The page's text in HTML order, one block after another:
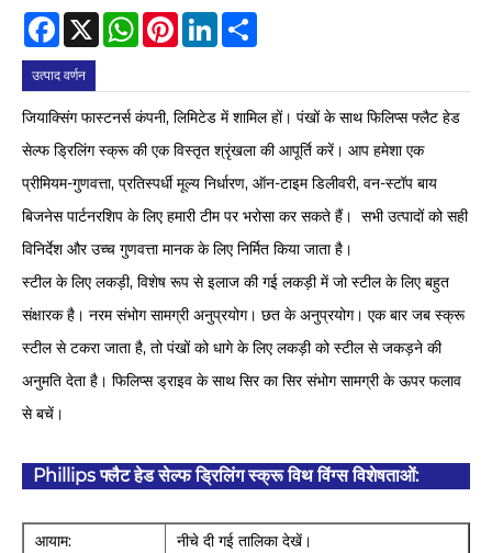
Facebook
X WhatsAppPinterestLinkedIn
उत्पाद वर्णन
जियाक्सिंग फास्टनर्स कंपनी, लिमिटेड में शामिल हों। पंखों के साथ फिलिप्स फ्लैट हेड
सेल्फ ड्रिलिंग स्क्रू की एक विस्तृत श्रृंखला की आपूर्ति करें। आप हमेशा एक
प्रीमियम-गुणवत्ता, प्रतिस्पर्धी मूल्य निर्धारण, ऑन-टाइम डिलीवरी, वन-स्टॉप बाय
बिजनेस पार्टनरशिप के लिए हमारी टीम पर भरोसा कर सकते हैं। सभी उत्पादों को सही
विनिर्देश और उच्च गुणवत्ता मानक के लिए निर्मित किया जाता है।
स्टील के लिए लकड़ी, विशेष रूप से इलाज की गई लकड़ी में जो स्टील के लिए बहुत
संक्षारक है। नरम संभोग सामग्री अनुप्रयोग। छत के अनुप्रयोग। एक बार जब स्क्रू
स्टील से टकरा जाता है, तो पंखों को धागे के लिए लकड़ी को स्टील से जकड़ने की
अनुमति देता है। फिलिप्स ड्राइव के साथ सिर का सिर संभोग सामग्री के ऊपर फलाव
से बचें।
Phillips फ्लैट हेड सेल्फ ड्रिलिंग स्क्रू विथ विंग्स विशेषताओं:
आयाम:
नीचे दी गई तालिका देखें।